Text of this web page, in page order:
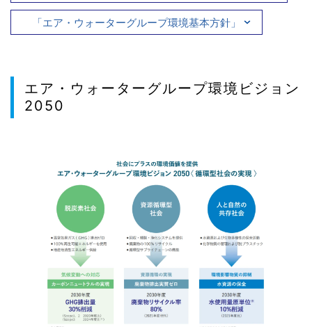
「エア・ウォーターグループ環境基本方針」
エア・ウォーターグループ環境ビジョン
2050